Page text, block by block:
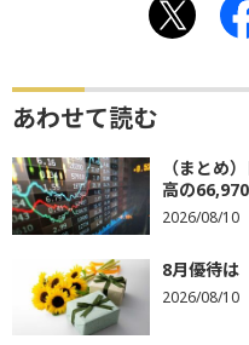
あわせて読む
（まとめ
高の
2026/08/10
8月優待は
2026/08/10